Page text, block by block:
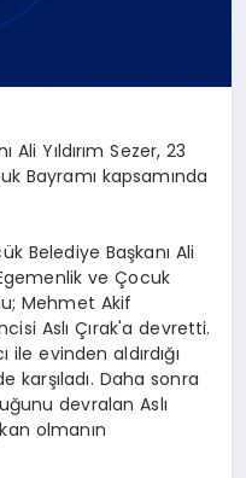
Yıldırım Sezer, 23
Bayramı kapsamında
Belediye Başkanı Ali
ve Çocuk
Mehmet Akif
Aslı Çırak'a devretti.
evinden aldırdığı
karşıladı. Daha sonra
devralan Aslı
olmanın